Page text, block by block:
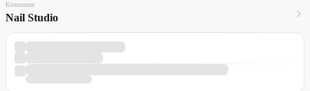
Компания
Nail Studio